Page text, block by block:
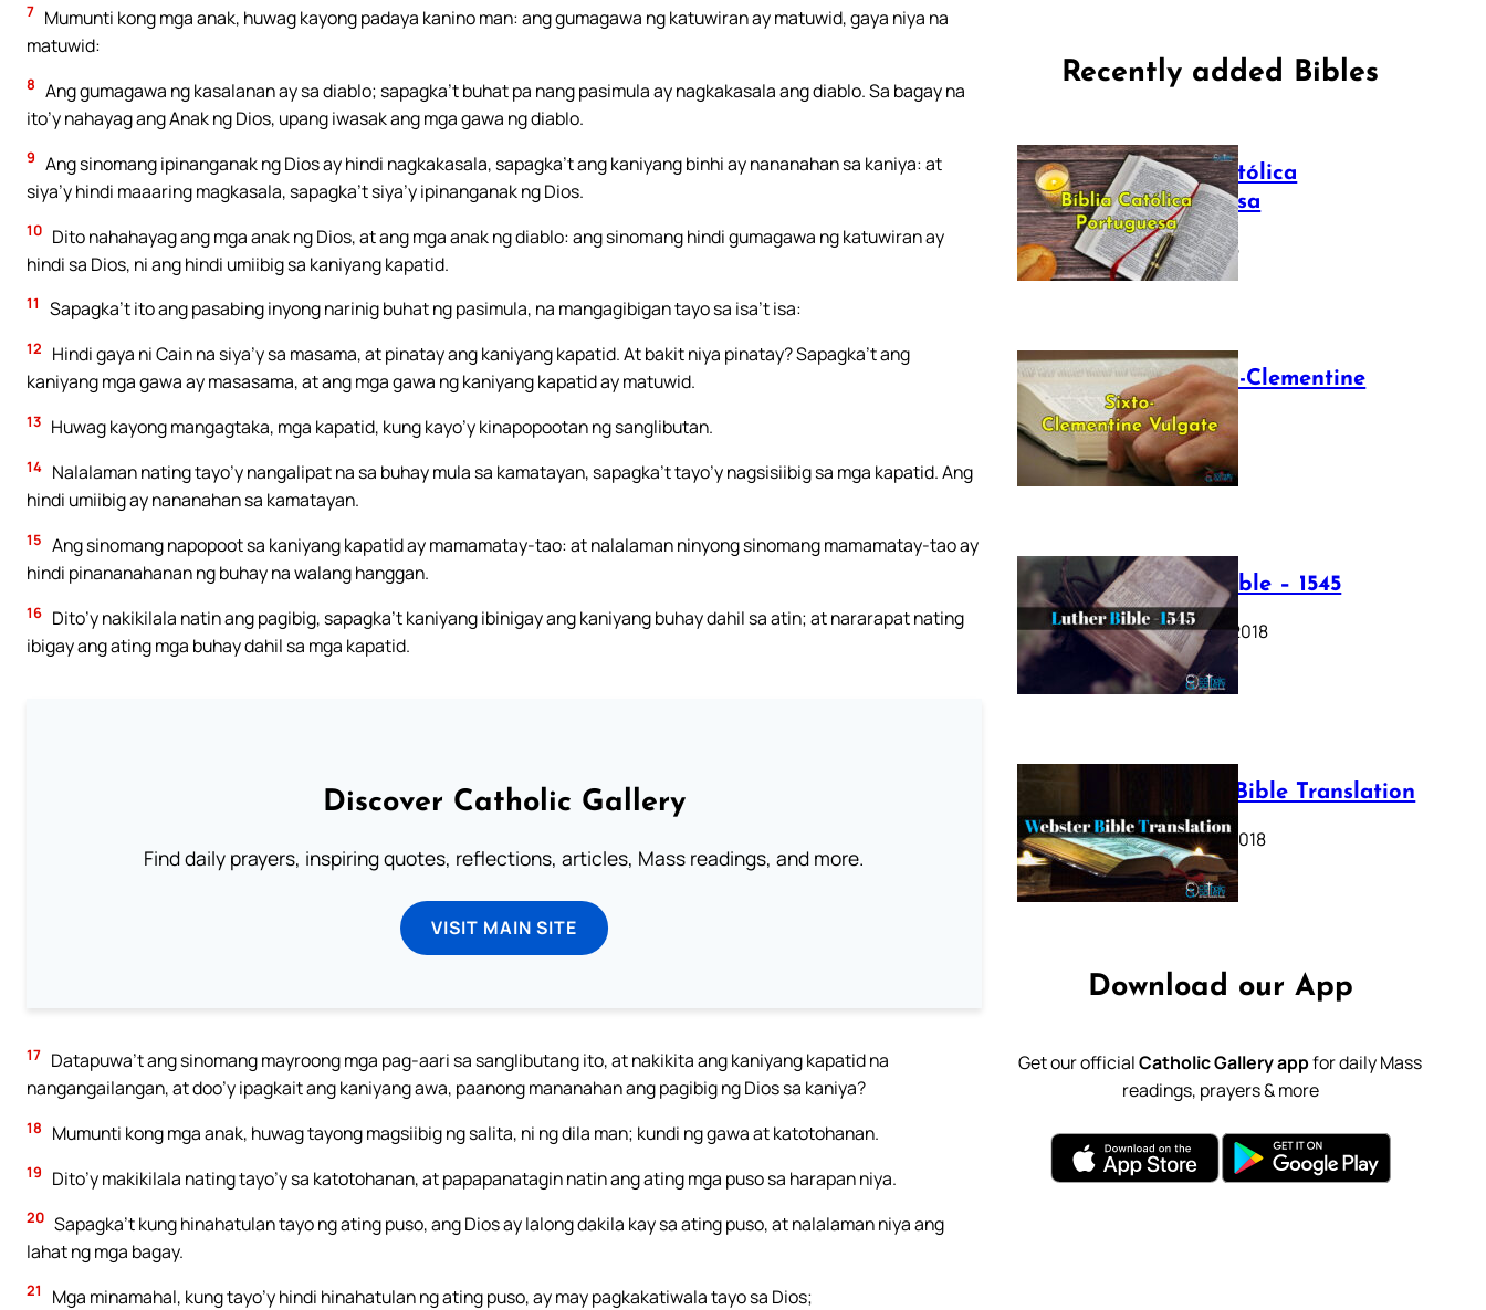
7 Mumunti kong mga anak, huwag kayong padaya kanino man: ang gumagawa ng katuwiran ay matuwid, gaya niya na
matuwid:
8 Ang gumagawa ng kasalanan ay sa diablo; sapagka’t buhat pa nang pasimula ay nagkakasala ang diablo. Sa bagay na
ito’y nahayag ang Anak ng Dios, upang iwasak ang mga gawa ng diablo.
9 Ang sinomang ipinanganak ng Dios ay hindi nagkakasala, sapagka’t ang kaniyang binhi ay nananahan sa kaniya: at
siya’y hindi maaaring magkasala, sapagka’t siya’y ipinanganak ng Dios.
10 Dito nahahayag ang mga anak ng Dios, at ang mga anak ng diablo: ang sinomang hindi gumagawa ng katuwiran ay
hindi sa Dios, ni ang hindi umiibig sa kaniyang kapatid.
11 Sapagka’t ito ang pasabing inyong narinig buhat ng pasimula, na mangagibigan tayo sa isa’t isa:
12
Hindi gaya ni Cain na siya’y sa masama, at pinatay ang kaniyang kapatid. At bakit niya pinatay? Sapagka’t ang
kaniyang mga gawa ay masasama, at ang mga gawa ng kaniyang kapatid ay matuwid.
13 Huwag kayong mangagtaka, mga kapatid, kung kayo’y kinapopootan ng sanglibutan.
14 Nalalaman nating tayo’y nangalipat na sa buhay mula sa kamatayan, sapagka’t tayo’y nagsisiibig sa mga kapatid. Ang
hindi umiibig ay nananahan sa kamatayan.
15 Ang sinomang napopoot sa kaniyang kapatid ay mamamatay-tao: at nalalaman ninyong sinomang mamamatay-tao ay
hindi pinananahanan ng buhay na walang hanggan.
16 Dito’y nakikilala natin ang pagibig, sapagka’t kaniyang ibinigay ang kaniyang buhay dahil sa atin; at nararapat nating
ibigay ang ating mga buhay dahil sa mga kapatid.
Discover Catholic Gallery
Find daily prayers, inspiring quotes, reflections, articles, Mass readings, and more.
VISIT MAIN SITE
17 Datapuwa’t ang sinomang mayroong mga pag-aari sa sanglibutang ito, at nakikita ang kaniyang kapatid na
nangangailangan, at doo’y ipagkait ang kaniyang awa, paanong mananahan ang pagibig ng Dios sa kaniya?
18 Mumunti kong mga anak, huwag tayong magsiibig ng salita, ni ng dila man; kundi ng gawa at katotohanan.
19 Dito’y makikilala nating tayo’y sa katotohanan, at papapanatagin natin ang ating mga puso sa harapan niya.
20 Sapagka’t kung hinahatulan tayo ng ating puso, ang Dios ay lalong dakila kay sa ating puso, at nalalaman niya ang
lahat ng mga bagay.
21 Mga minamahal, kung tayo’y hindi hinahatulan ng ating puso, ay may pagkakatiwala tayo sa Dios;
Recently added Bibles
Bíblia Católica
Portuguesa
July 16, 2025
The Sixto-Clementine
Vulgate
July 12, 2025
Luther Bible – 1545
October 17, 2018
Webster Bible Translation
October 11, 2018
Download our App
Get our officialCatholic Gallery appfor daily Mass
readings, prayers & more